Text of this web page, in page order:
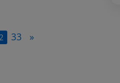
33 »